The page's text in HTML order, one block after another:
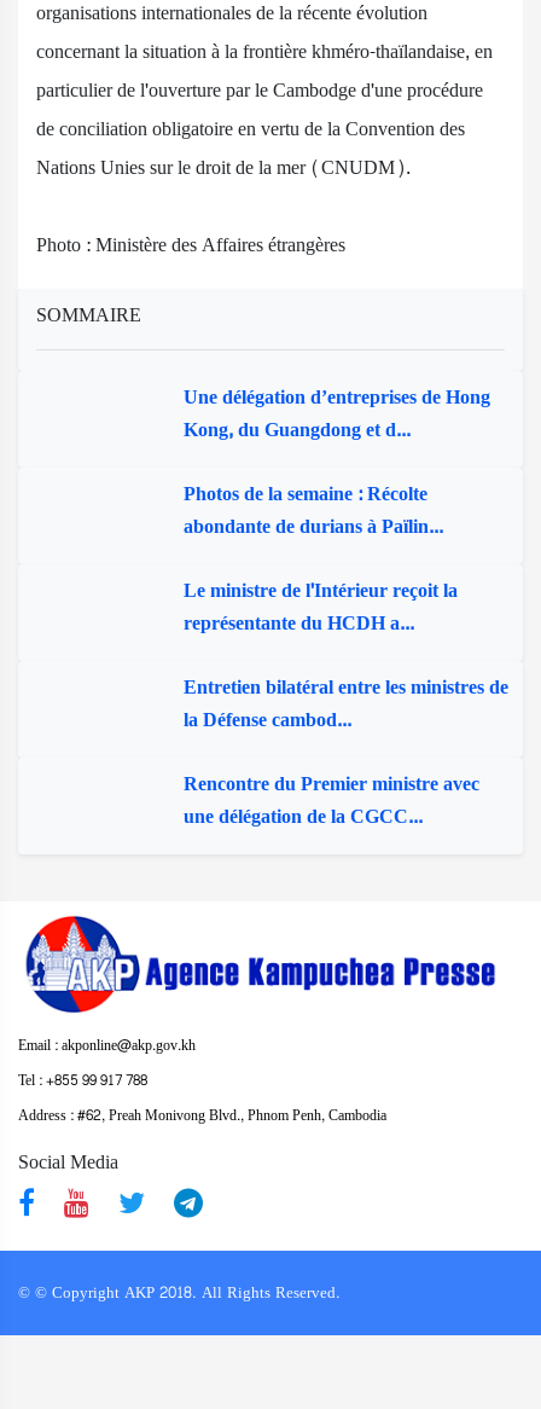
organisations internationales de la récente évolution
concernant la situation à la frontière khméro-thaïlandaise, en
particulier de l'ouverture par le Cambodge d'une procédure
de conciliation obligatoire en vertu de la Convention des
Nations Unies sur le droit de la mer (CNUDM).
Photo : Ministère des Affaires étrangères
SOMMAIRE
Une délégation d’entreprises de Hong
Kong, du Guangdong et d...
Photos de la semaine : Récolte
abondante de durians à Païlin...
Le ministre de l'Intérieur reçoit la
représentante du HCDH a...
Entretien bilatéral entre les ministres de
la Défense cambod...
Rencontre du Premier ministre avec
une délégation de la CGCC...
Email : akponline@akp.gov.kh
Tel : +855 99 917 788
Address : ​#62, Preah Monivong Blvd., Phnom Penh, Cambodia
Social Media
© © Copyright AKP 2018. All Rights Reserved.